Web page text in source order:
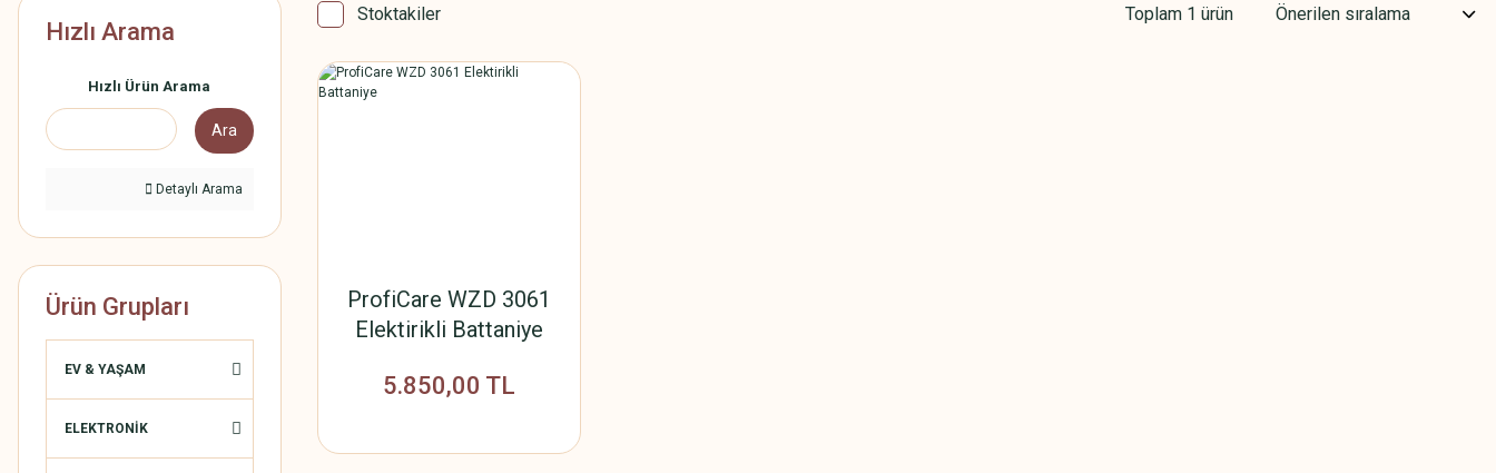
Hızlı Arama
Hızlı Ürün Arama
Ara
Detaylı Arama
Ürün Grupları
EV & YAŞAM
ELEKTRONİK
Stoktakiler Toplam 1 ürün
ProfiCare WZD 3061
Elektirikli Battaniye
5.850,00 TL